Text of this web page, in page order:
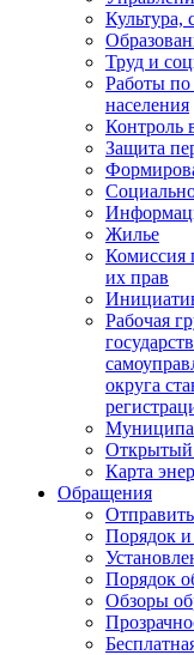
Культура,
Труд и
Работы
населения
Контроль
Защита
Жилье
Комиссия
их прав
Рабочая
округа
Карта
Обращения
Порядок
Порядок
Обзоры